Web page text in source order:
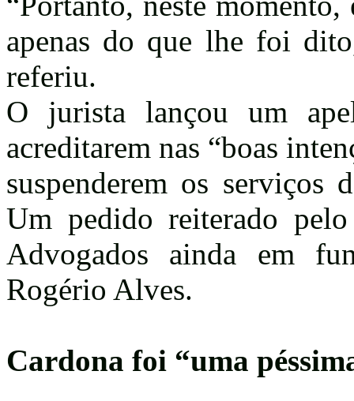
apenas do que lhe foi
referiu.
O jurista lançou um
acreditarem nas “boas
suspenderem os serviços
Um pedido reiterado
Advogados ainda em
Rogério Alves.
Cardona foi “uma